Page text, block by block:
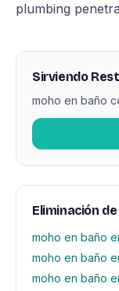
plumbing
Sirviendo
moho en baño
Eliminación
moho en baño
moho en baño
moho en baño